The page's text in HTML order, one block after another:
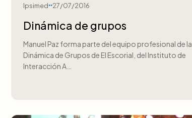
Ipsimed 27/07/2016
Dinámica de grupos
Manuel Paz forma parte del equipo profesional de la
Dinámica de Grupos de El Escorial, del Instituto de
Interacción A…